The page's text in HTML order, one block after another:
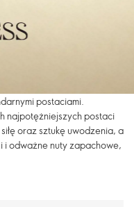
postaciami.
najpotężniejszych postaci
oraz sztukę uwodzenia, a
i odważne nuty zapachowe,